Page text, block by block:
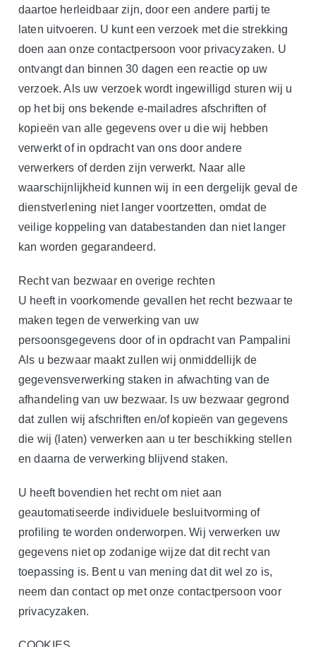
daartoe herleidbaar zijn, door een andere partij te
laten uitvoeren. U kunt een verzoek met die strekking
doen aan onze contactpersoon voor privacyzaken. U
ontvangt dan binnen 30 dagen een reactie op uw
verzoek. Als uw verzoek wordt ingewilligd sturen wij u
op het bij ons bekende e-mailadres afschriften of
kopieën van alle gegevens over u die wij hebben
verwerkt of in opdracht van ons door andere
verwerkers of derden zijn verwerkt. Naar alle
waarschijnlijkheid kunnen wij in een dergelijk geval de
dienstverlening niet langer voortzetten, omdat de
veilige koppeling van databestanden dan niet langer
kan worden gegarandeerd.
Recht van bezwaar en overige rechten
U heeft in voorkomende gevallen het recht bezwaar te
maken tegen de verwerking van uw
persoonsgegevens door of in opdracht van Pampalini
Als u bezwaar maakt zullen wij onmiddellijk de
gegevensverwerking staken in afwachting van de
afhandeling van uw bezwaar. Is uw bezwaar gegrond
dat zullen wij afschriften en/of kopieën van gegevens
die wij (laten) verwerken aan u ter beschikking stellen
en daarna de verwerking blijvend staken.
U heeft bovendien het recht om niet aan
geautomatiseerde individuele besluitvorming of
profiling te worden onderworpen. Wij verwerken uw
gegevens niet op zodanige wijze dat dit recht van
toepassing is. Bent u van mening dat dit wel zo is,
neem dan contact op met onze contactpersoon voor
privacyzaken.